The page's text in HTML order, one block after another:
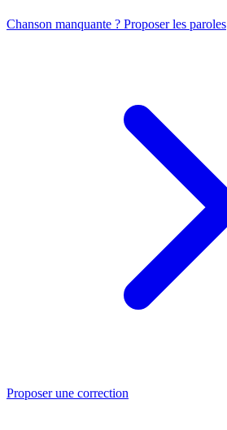
Chanson manquante ? Proposer les paroles
Proposer une correction